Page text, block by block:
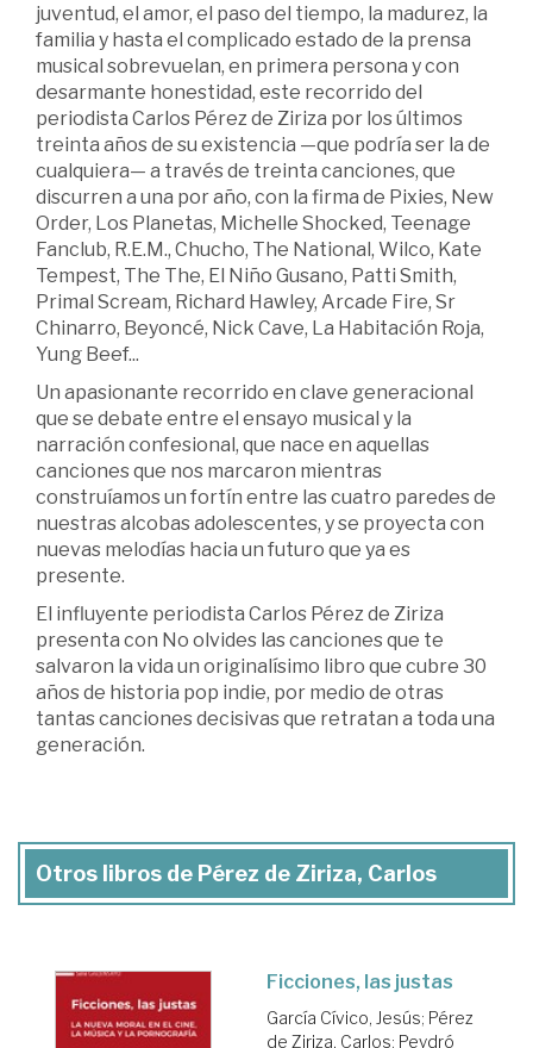
juventud, el amor, el paso del tiempo, la madurez, la
familia y hasta el complicado estado de la prensa
musical sobrevuelan, en primera persona y con
desarmante honestidad, este recorrido del
periodista Carlos Pérez de Ziriza por los últimos
treinta años de su existencia —que podría ser la de
cualquiera— a través de treinta canciones, que
discurren a una por año, con la firma de Pixies, New
Order, Los Planetas, Michelle Shocked, Teenage
Fanclub, R.E.M., Chucho, The National, Wilco, Kate
Tempest, The The, El Niño Gusano, Patti Smith,
Primal Scream, Richard Hawley, Arcade Fire, Sr
Chinarro, Beyoncé, Nick Cave, La Habitación Roja,
Yung Beef...
Un apasionante recorrido en clave generacional
que se debate entre el ensayo musical y la
narración confesional, que nace en aquellas
canciones que nos marcaron mientras
construíamos un fortín entre las cuatro paredes de
nuestras alcobas adolescentes, y se proyecta con
nuevas melodías hacia un futuro que ya es
presente.
El influyente periodista Carlos Pérez de Ziriza
presenta con No olvides las canciones que te
salvaron la vida un originalísimo libro que cubre 30
años de historia pop indie, por medio de otras
tantas canciones decisivas que retratan a toda una
generación.
Otros libros de Pérez de Ziriza, Carlos
Ficciones, las justas
García Cívico, Jesús; Pérez
de Ziriza, Carlos; Peydró